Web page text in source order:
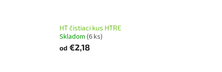
HT čistiaci kus HTRE
Skladom (6 ks)
od €2,18